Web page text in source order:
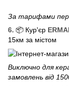
За тарифами
6. 📦 Кур'єр
15км за містом
Виключно для
замовлень від